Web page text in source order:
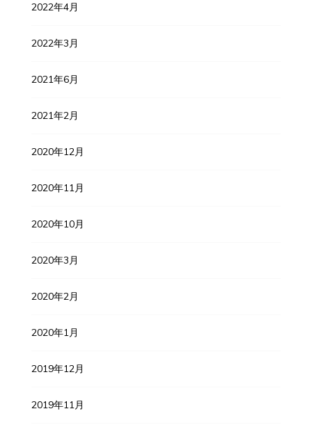
2022年4月
2022年3月
2021年6月
2021年2月
2020年12月
2020年11月
2020年10月
2020年3月
2020年2月
2020年1月
2019年12月
2019年11月